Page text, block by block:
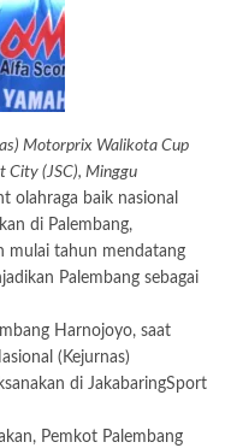
Motorprix Walikota Cup
City (JSC), Minggu
olahraga baik nasional
di Palembang,
mulai tahun mendatang
Palembang sebagai
Harnojoyo, saat
(Kejurnas)
di JakabaringSport
Pemkot Palembang